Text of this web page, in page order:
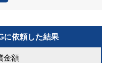
に依頼した結果
金額